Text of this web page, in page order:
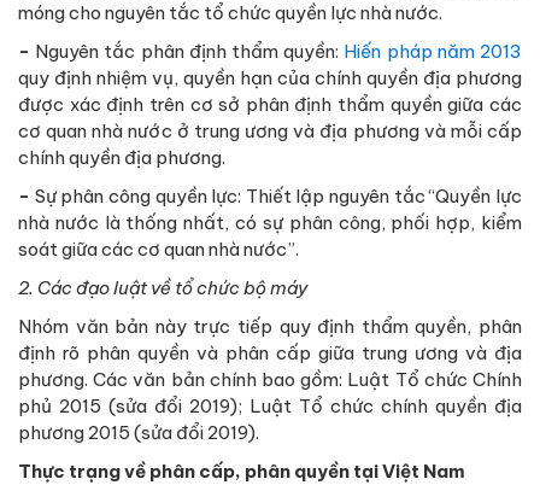
móng cho nguyên tắc tổ chức quyền lực nhà nước.
- Nguyên tắc phân định thẩm quyền: Hiến pháp năm 2013
quy định nhiệm vụ, quyền hạn của chính quyền địa phương
được xác định trên cơ sở phân định thẩm quyền giữa các
cơ quan nhà nước ở trung ương và địa phương và mỗi cấp
chính quyền địa phương.
- Sự phân công quyền lực: Thiết lập nguyên tắc “Quyền lực
nhà nước là thống nhất, có sự phân công, phối hợp, kiểm
soát giữa các cơ quan nhà nước”.
2. Các đạo luật về tổ chức bộ máy
Nhóm văn bản này trực tiếp quy định thẩm quyền, phân
định rõ phân quyền và phân cấp giữa trung ương và địa
phương. Các văn bản chính bao gồm: Luật Tổ chức Chính
phủ 2015 (sửa đổi 2019); Luật Tổ chức chính quyền địa
phương 2015 (sửa đổi 2019).
Thực trạng về phân cấp, phân quyền tại Việt Nam